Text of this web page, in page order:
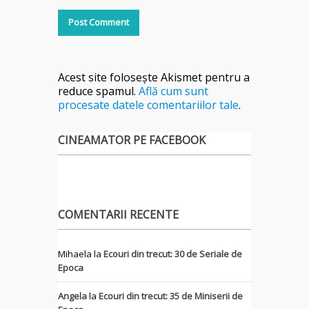
Acest site folosește Akismet pentru a
reduce spamul. Află cum sunt
procesate datele comentariilor tale.
CINEAMATOR PE FACEBOOK
COMENTARII RECENTE
Mihaela la Ecouri din trecut: 30 de Seriale de
Epoca
Angelala Ecouri din trecut: 35 de Miniserii de